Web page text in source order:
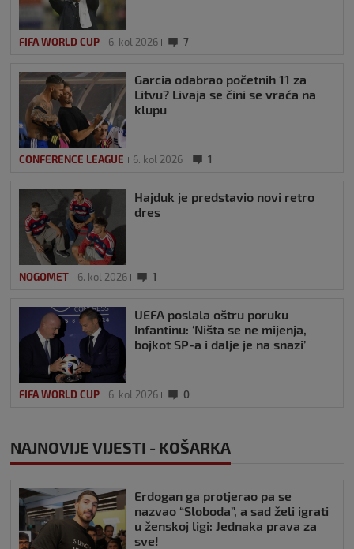
FIFA WORLD CUP 6. kol 2026 7
Garcia odabrao početnih 11 za
Litvu? Livaja se čini se vraća na
klupu
CONFERENCE LEAGUE 6. kol 2026 1
Hajduk je predstavio novi retro
dres
NOGOMET 6. kol 2026 1
UEFA poslala oštru poruku
Infantinu: ‘Ništa se ne mijenja,
bojkot SP-a i dalje je na snazi’
FIFA WORLD CUP 6. kol 2026 0
NAJNOVIJE VIJESTI - KOŠARKA
Erdogan ga protjerao pa se
nazvao “Sloboda”, a sad želi igrati
u ženskoj ligi: Jednaka prava za
sve!